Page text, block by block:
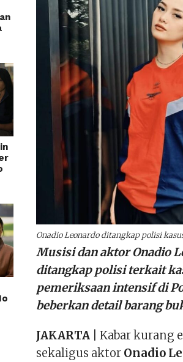
Onadio Leonardo ditangkap polisi
Musisi dan aktor Onadio
ditangkap polisi terkait
pemeriksaan intensif di
beberkan detail barang
JAKARTA | Kabar kurang
sekaligus aktor Onadio